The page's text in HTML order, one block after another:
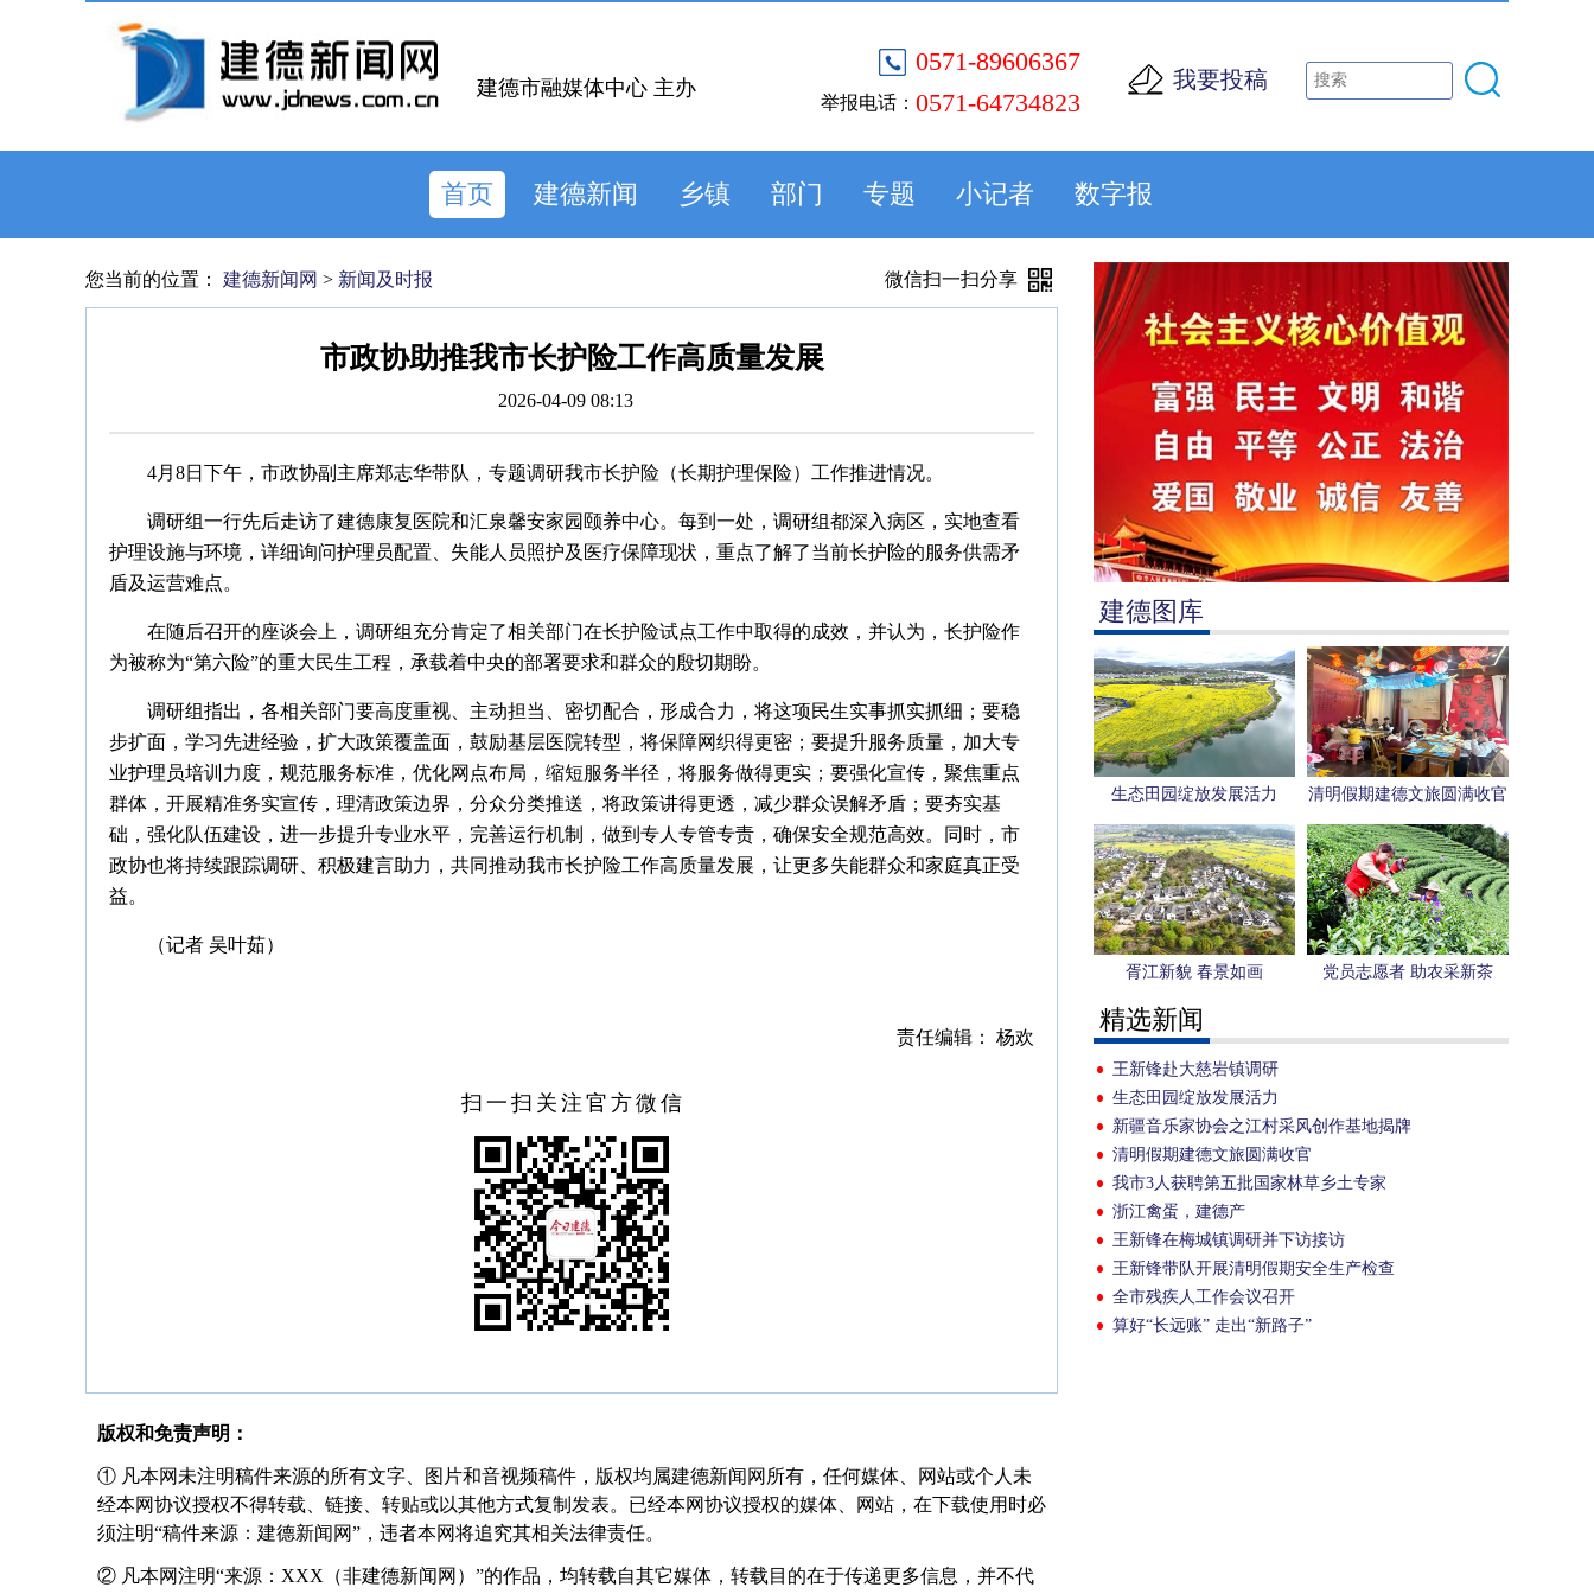
0571-89606367
举报电话： 0571-64734823
我要投稿
建德市融媒体中心 主办
首页 建德新闻 乡镇 部门 专题 小记者 数字报
建德图库
生态田园绽放发展活力 清明假期建德文旅圆满收官
胥江新貌 春景如画 党员志愿者 助农采新茶
精选新闻
王新锋赴大慈岩镇调研
生态田园绽放发展活力
新疆音乐家协会之江村采风创作基地揭牌
清明假期建德文旅圆满收官
我市3人获聘第五批国家林草乡土专家
浙江禽蛋，建德产
王新锋在梅城镇调研并下访接访
王新锋带队开展清明假期安全生产检查
全市残疾人工作会议召开
算好“长远账” 走出“新路子”
您当前的位置： 建德新闻网 > 新闻及时报 微信扫一扫分享
市政协助推我市长护险工作高质量发展
2026-04-09 08:13
4月8日下午，市政协副主席郑志华带队，专题调研我市长护险（长期护理保险）工作推进情况。
调研组一行先后走访了建德康复医院和汇泉馨安家园颐养中心。每到一处，调研组都深入病区，实地查看
护理设施与环境，详细询问护理员配置、失能人员照护及医疗保障现状，重点了解了当前长护险的服务供需矛
盾及运营难点。
在随后召开的座谈会上，调研组充分肯定了相关部门在长护险试点工作中取得的成效，并认为，长护险作
为被称为“第六险”的重大民生工程，承载着中央的部署要求和群众的殷切期盼。
调研组指出，各相关部门要高度重视、主动担当、密切配合，形成合力，将这项民生实事抓实抓细；要稳
步扩面，学习先进经验，扩大政策覆盖面，鼓励基层医院转型，将保障网织得更密；要提升服务质量，加大专
业护理员培训力度，规范服务标准，优化网点布局，缩短服务半径，将服务做得更实；要强化宣传，聚焦重点
群体，开展精准务实宣传，理清政策边界，分众分类推送，将政策讲得更透，减少群众误解矛盾；要夯实基
础，强化队伍建设，进一步提升专业水平，完善运行机制，做到专人专管专责，确保安全规范高效。同时，市
政协也将持续跟踪调研、积极建言助力，共同推动我市长护险工作高质量发展，让更多失能群众和家庭真正受
益。
（记者 吴叶茹）
责任编辑： 杨欢
扫一扫关注官方微信
版权和免责声明：
① 凡本网未注明稿件来源的所有文字、图片和音视频稿件，版权均属建德新闻网所有，任何媒体、网站或个人未
经本网协议授权不得转载、链接、转贴或以其他方式复制发表。已经本网协议授权的媒体、网站，在下载使用时必
须注明“稿件来源：建德新闻网”，违者本网将追究其相关法律责任。
② 凡本网注明“来源：XXX（非建德新闻网）”的作品，均转载自其它媒体，转载目的在于传递更多信息，并不代